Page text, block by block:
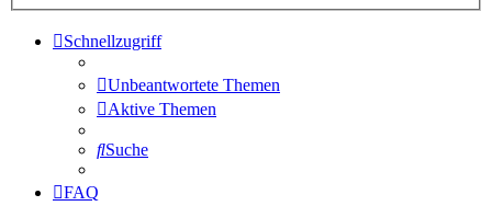
Schnellzugriff
Unbeantwortete Themen
Aktive Themen
Suche
FAQ